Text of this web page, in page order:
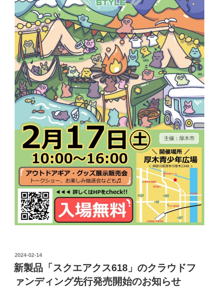
投
稿
日:
2024-02-14
新製品「スクエアクス618」のクラウドフ
ァンディング先行発売開始のお知らせ